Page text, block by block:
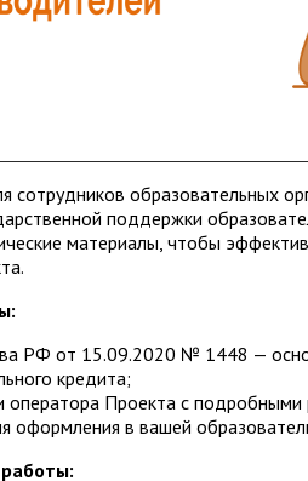
безопасность
труда
производственный
сотрудников образовательных
поддержки
материалы, чтобы
РФ от 15.09.2020 № 1448 —
кредита;
Проекта с подробными
оформления в вашей